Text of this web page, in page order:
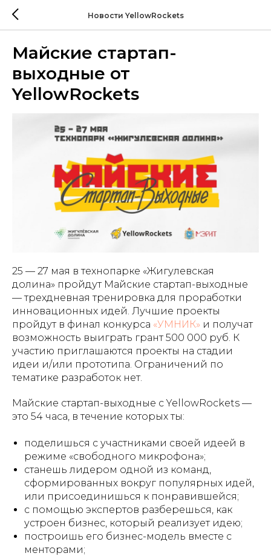
Новости YellowRockets
Майские стартап-
выходные от
YellowRockets
25 — 27 мая в технопарке «Жигулевская
долина» пройдут Майские стартап-выходные
— трехдневная тренировка для проработки
инновационных идей. Лучшие проекты
пройдут в финал конкурса «УМНИК» и получат
возможность выиграть грант 500 000 руб. К
участию приглашаются проекты на стадии
идеи и/или прототипа. Ограничений по
тематике разработок нет.
Майские стартап-выходные с YellowRockets —
это 54 часа, в течение которых ты:
поделишься с участниками своей идеей в
режиме «свободного микрофона»;
станешь лидером одной из команд,
сформированных вокруг популярных идей,
или присоединишься к понравившейся;
с помощью экспертов разберешься, как
устроен бизнес, который реализует идею;
построишь его бизнес-модель вместе с
менторами;